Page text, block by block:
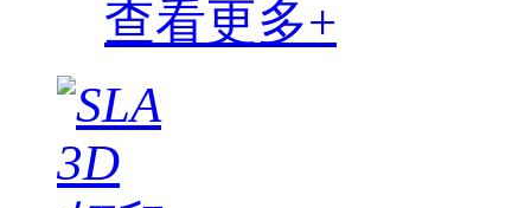
查看更多+